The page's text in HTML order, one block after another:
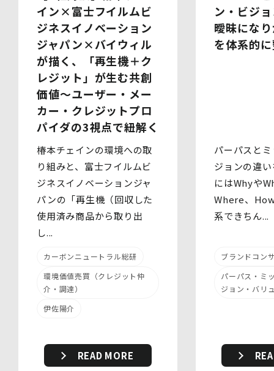
イベント・セミナーの共催事業者
(2)提供される個人情報の内容
会社名・所属団体等の名称、所属名、役職名等の肩書、氏
名、住所、電話番号、メールアドレス、その他イベント・
セミナーを通じて取得した情報
(3)第三者提供の方法
電話、FAX、電子メール、郵送などの一般的な方法
(4)その他
上記の内容によらない個人情報の第三者提供を行う場合に
は、あらかじめ本人に対し個別具体的な内容を提示して同
意を得ます。
5.委託
当社は、上記利用目的の達成に必要な範囲内において、個
す。個人情報の取扱いを外部に委託する際は、十分な情報
管理水準を確保している委託先を選定するとともに、当該
委託先には必要かつ適切な監督を行います。
6.安全管理措置
従って、個人データ（個人情報保護法第16条第３項により
定義された「個人データ」をいい、以下同様とします。）
を適切に取り扱い、正確かつ最新のものとするよう適切な
また、個人データの漏えい、滅失又は毀損の防止その他の
当社は、個人情報を適切に取り扱うため、以下の安全管理
イン×富士フイルムビ
ジネスイノベーション
ジャパン×バイウィル
が描く、「再生機＋ク
レジット」が生む共創
価値～ユーザー・メー
カー・クレジットプロ
パイダの3視点で紐解く
椿本チェインの環境への取
り組みと、富士フイルムビ
ジネスイノベーションジャ
パンの「再生機（回収した
使用済み商品から取り出
し...
カーボンニュートラル総研
環境価値売買（クレジット仲
介・調達）
伊佐陽介
READ MORE
ン・ビジ
曖昧にな
を体系的
パーパスと
ジョンの違
にはWhyや
Where、
系できちん...
ブランドコン
パーパス・ミ
ジョン・バリ